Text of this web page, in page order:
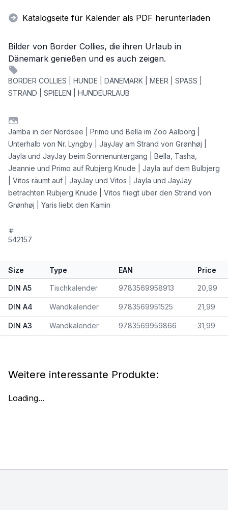
Katalogseite für Kalender als PDF herunterladen
Bilder von Border Collies, die ihren Urlaub in
Dänemark genießen und es auch zeigen.
BORDER COLLIES | HUNDE | DÄNEMARK | MEER | SPASS |
STRAND | SPIELEN | HUNDEURLAUB
Jamba in der Nordsee | Primo und Bella im Zoo Aalborg |
Unterhalb von Nr. Lyngby | JayJay am Strand von Grønhøj |
Jayla und JayJay beim Sonnenuntergang | Bella, Tasha,
Jeannie und Primo auf Rubjerg Knude | Jayla auf dem Bulbjerg
| Vitos räumt auf | JayJay und Vitos | Jayla und JayJay
betrachten Rubjerg Knude | Vitos fliegt über den Strand von
Grønhøj | Yaris liebt den Kamin
542157
Size Type EAN Price
DIN A5 Tischkalender 9783569958913 20,99
DIN A4 Wandkalender 9783569951525 21,99
DIN A3 Wandkalender 9783569959866 31,99
Weitere interessante Produkte:
Loading...